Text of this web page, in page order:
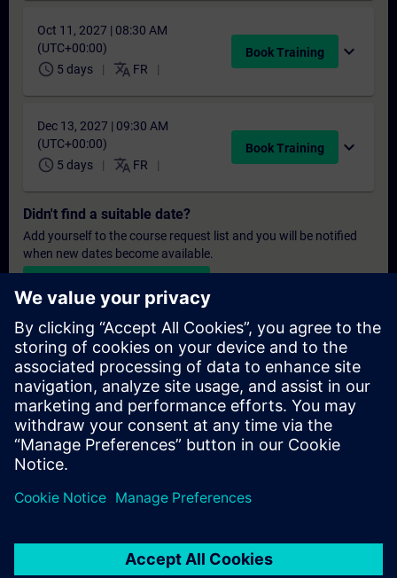
Oct 11, 2027 | 08:30 AM
(UTC+00:00)
schedule 5 days translate FR
Book Training expand_more
Dec 13, 2027 | 09:30 AM
(UTC+00:00)
schedule 5 days translate FR
Book Training expand_more
Didn't find a suitable date?
Add yourself to the course request list and you will be notified
when new dates become available.
Personalised Quotation
If you require a standard list price quotation for this training, for
example for your purchasing department, then please click the
link below. You first need to provide some personal details and
after this a quotation will be emailed to you.
Provide Quotation